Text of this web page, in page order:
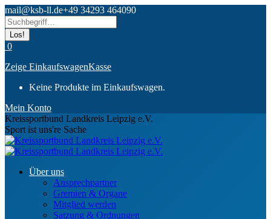
Zum
Inhalt
springen
mail@ksb-ll.de+49 34293 464090
Search:
0
Zeige EinkaufswagenKasse
Keine Produkte im Einkaufswagen.
Mein Konto
Kreissportbund Landkreis Leipzig e.V.
Sport ist uns're Sache
Über uns
Ansprechpartner
Gremien & Organe
Mitglied werden
Satzung & Ordnungen